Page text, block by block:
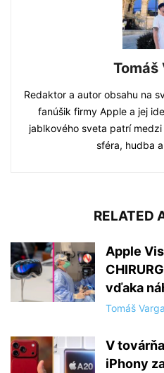
Tomáš
Redaktor a autor obsahu na
fanúšik firmy Apple a jej
jablkového sveta patrí
sféra, hudba
RELATED
Apple
vďaka
Tomáš Varga
V
iPhony